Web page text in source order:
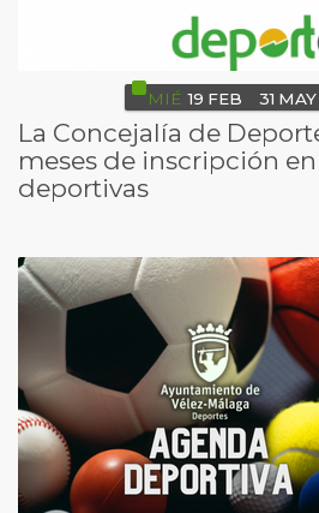
MIÉ 19 FEB 31 MAY
La Concejalía de
meses de inscripción
deportivas